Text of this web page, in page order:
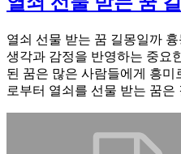
열쇠 선물 받는 꿈 길몽일까
생각과 감정을 반영하는 중요
된 꿈은 많은 사람들에게 흥
로부터 열쇠를 선물 받는 꿈